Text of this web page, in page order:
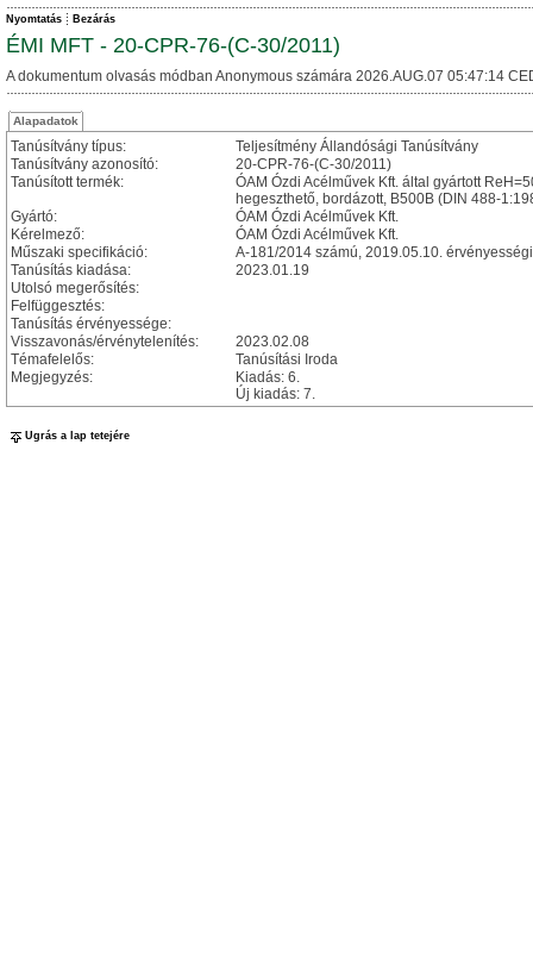
Nyomtatás Bezárás
ÉMI MFT - 20-CPR-76-(C-30/2011)
A dokumentum olvasás módban Anonymous számára 2026.AUG.07 05:47:14
Alapadatok
Tanúsítvány típus:
Teljesítmény Állandósági Tanúsítvány
Tanúsítvány azonosító:
20-CPR-76-(C-30/2011)
Tanúsított termék:
ÓAM Ózdi Acélművek Kft. által gyártott
hegeszthető, bordázott, B500B (DIN 488-
Gyártó:
ÓAM Ózdi Acélművek Kft.
Kérelmező:
ÓAM Ózdi Acélművek Kft.
Műszaki specifikáció:
A-181/2014 számú, 2019.05.10.
Tanúsítás kiadása:
2023.01.19
Utolsó megerősítés:
Felfüggesztés:
Tanúsítás érvényessége:
Visszavonás/érvénytelenítés:
2023.02.08
Témafelelős:
Tanúsítási Iroda
Megjegyzés:
Kiadás: 6.
Új kiadás: 7.
Ugrás a lap tetejére